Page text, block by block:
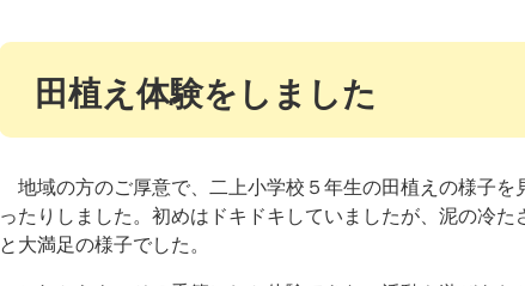
田植え体験をしました
地域の方のご厚意で、二上小学校５年生の田植えの様子を
ったりしました。初めはドキドキしていましたが、泥の冷た
と大満足の様子でした。